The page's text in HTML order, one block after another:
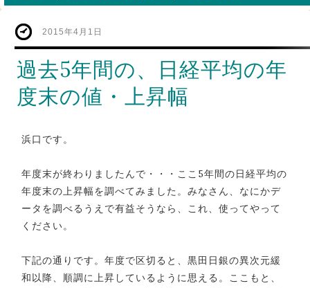
2015年4月1日
過去5年間の、日経平均の年
度末の値・上昇幅
浜口です。
年度末が終わりましたんで・・・ここ5年間の日経平均の
年度末の上昇幅を調べてみました。みなさん、なにかデ
ータを調べるうえで有益そうなら、これ、使ってやって
ください。
下記の通りです。年度で区切ると、黒田日銀の異次元緩
和以降、順調に上昇しているように思える。ここもと、